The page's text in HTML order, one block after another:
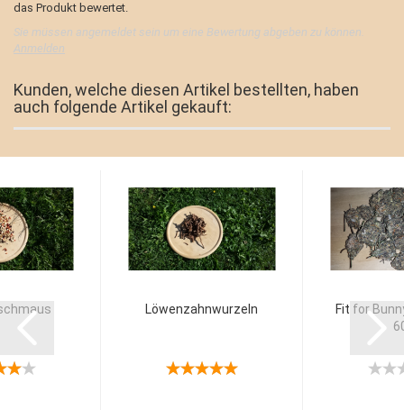
das Produkt bewertet.
Sie müssen angemeldet sein um eine Bewertung abgeben zu können.
Anmelden
Kunden, welche diesen Artikel bestellten, haben
auch folgende Artikel gekauft:
Löwenzahnwurzeln
Fit for